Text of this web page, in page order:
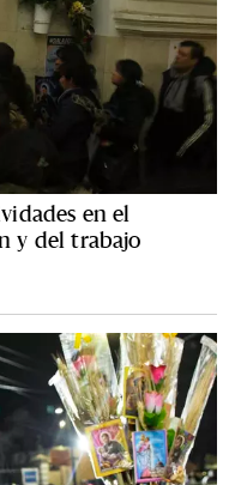
en el
y del trabajo